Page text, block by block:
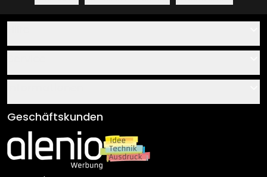
Über uns
Klebe- und Montageanleitungen
Newsletter An-/Abmeldung
Sendungsverfolgung
AGB
Impressum
Versand & Zahlung
Rücksendung
Geschäftskunden